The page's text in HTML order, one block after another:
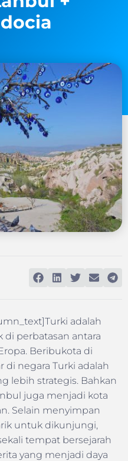
adalah
di perbatasan antara
Beribukota di
di negara Turki adalah
lebih strategis. Bahkan
juga menjadi kota
Selain menyimpan
untuk dikunjungi,
tempat bersejarah
yang menjadi daya